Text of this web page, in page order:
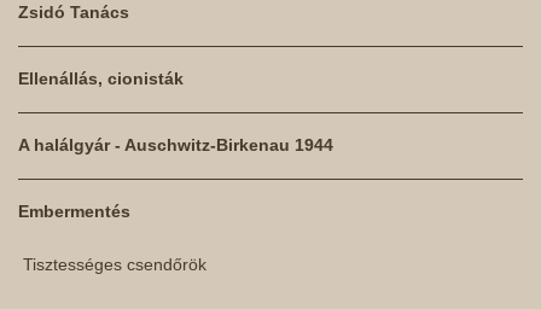
Zsidó Tanács
Ellenállás, cionisták
A halálgyár - Auschwitz-Birkenau 1944
Embermentés
Tisztességes csendőrök